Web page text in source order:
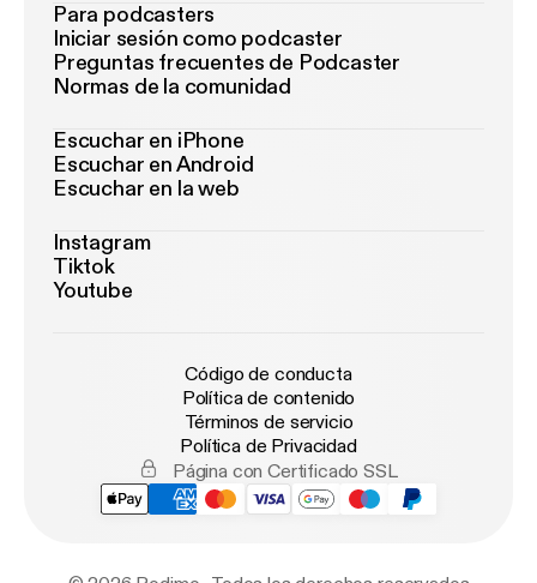
Para podcasters
Iniciar sesión como podcaster
Preguntas frecuentes de Podcaster
Normas de la comunidad
Escuchar en iPhone
Escuchar en Android
Escuchar en la web
Instagram
Tiktok
Youtube
Código de conducta
Política de contenido
Términos de servicio
Política de Privacidad
Página con Certificado SSL